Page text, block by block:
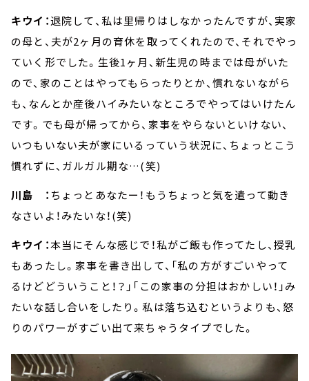
キウイ：退院して、私は里帰りはしなかったんですが、実家
の母と、夫が2ヶ月の育休を取ってくれたので、それでやっ
ていく形でした。生後1ヶ月、新生児の時までは母がいた
ので、家のことはやってもらったりとか、慣れないながら
も、なんとか産後ハイみたいなところでやってはいけたん
です。でも母が帰ってから、家事をやらないといけない、
いつもいない夫が家にいるっていう状況に、ちょっとこう
慣れずに、ガルガル期な…(笑)
川島 ： ちょっとあなたー！もうちょっと気を遣って動き
なさいよ！みたいな！(笑)
キウイ：本当にそんな感じで！私がご飯も作ってたし、授乳
もあったし。家事を書き出して、「私の方がすごいやって
るけどどういうこと！？」「この家事の分担はおかしい！」み
たいな話し合いをしたり。私は落ち込むというよりも、怒
りのパワーがすごい出て来ちゃうタイプでした。